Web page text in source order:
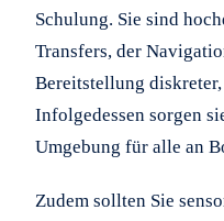
Schulung. Sie sind
Transfers, der
Bereitstellung
Infolgedessen sorgen
Umgebung für alle an
Zudem sollten Sie